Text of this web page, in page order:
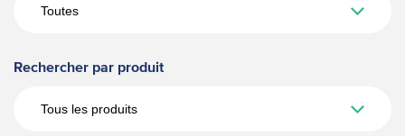
Rechercher par produit